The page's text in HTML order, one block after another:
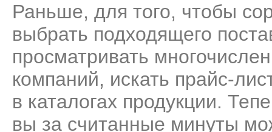
Раньше, для того, чтобы
выбрать подходящего
просматривать
компаний, искать прайс-
в каталогах продукции.
вы за считанные минуты